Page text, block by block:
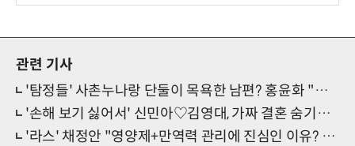
관련 기사
'탐정들' 사촌누나랑 단둘이 목욕한 남편? 홍윤화 "미친X 많아" 기겁
'손해 보기 싫어서' 신민아♡김영대, 가짜 결혼 숨기려 고군분투
'라스' 채정안 "영양제+만역력 관리에 진심인 이유? 건강염려증 때문"